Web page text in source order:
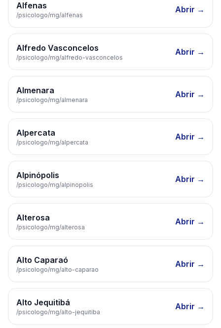
Alfenas
/psicologo/mg/alfenas
Abrir →
Alfredo Vasconcelos
/psicologo/mg/alfredo-vasconcelos
Abrir →
Almenara
/psicologo/mg/almenara
Abrir →
Alpercata
/psicologo/mg/alpercata
Abrir →
Alpinópolis
/psicologo/mg/alpinopolis
Abrir →
Alterosa
/psicologo/mg/alterosa
Abrir →
Alto Caparaó
/psicologo/mg/alto-caparao
Abrir →
Alto Jequitibá
/psicologo/mg/alto-jequitiba
Abrir →